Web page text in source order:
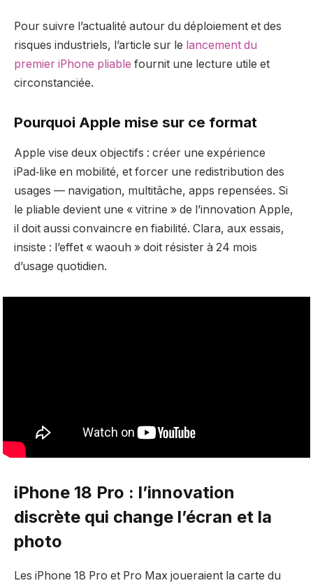
Pour suivre l’actualité autour du déploiement et des
risques industriels, l’article sur le lancement du
premier iPhone pliable fournit une lecture utile et
circonstanciée.
Pourquoi Apple mise sur ce format
Apple vise deux objectifs : créer une expérience
iPad‑like en mobilité, et forcer une redistribution des
usages — navigation, multitâche, apps repensées. Si
le pliable devient une « vitrine » de l’innovation Apple,
il doit aussi convaincre en fiabilité. Clara, aux essais,
insiste : l’effet « waouh » doit résister à 24 mois
d’usage quotidien.
iPhone 18 Pro : l’innovation
discrète qui change l’écran et la
photo
Les iPhone 18 Pro et Pro Max joueraient la carte du